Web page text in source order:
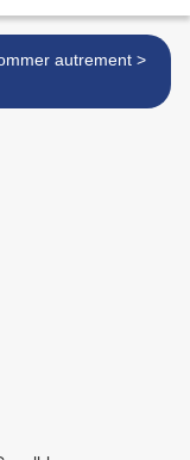
Consommer autrement >